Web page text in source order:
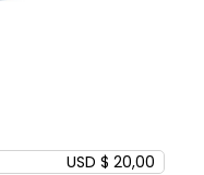
USD $ 20,00